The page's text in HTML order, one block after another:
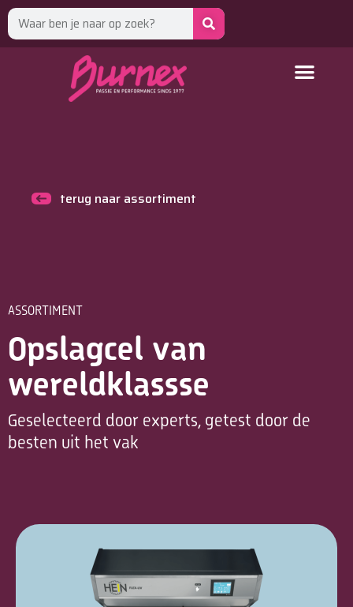
terug naar assortiment
ASSORTIMENT
Opslagcel van
wereldklassse
Geselecteerd door experts, getest door de
besten uit het vak